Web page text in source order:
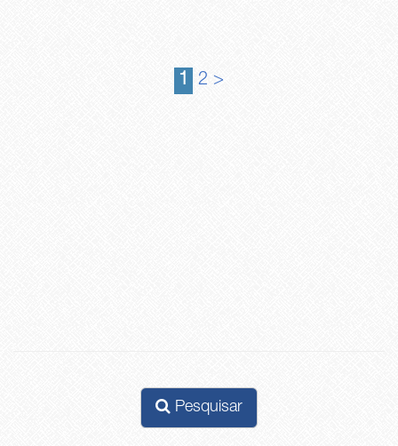
1 2 >
Pesquisar